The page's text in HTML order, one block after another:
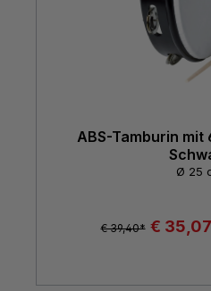
ABS-Tamburin mit
Ø 25
€ 39,40* €